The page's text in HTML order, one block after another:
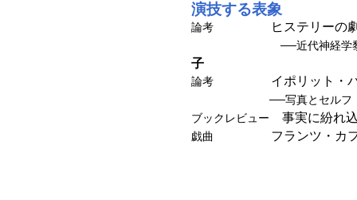
演技する表象
論考 ヒステリーの
──近代神経学
子
論考 イポリット・
──写真とセルフ・ポ
ブックレビュー
事実に紛れ
戯曲 フランツ・